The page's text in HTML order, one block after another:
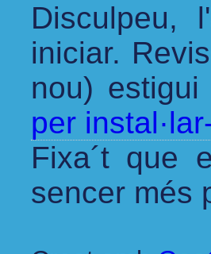
Disculpeu,
iniciar.
nou)
per
Fixa´t que
sencer més